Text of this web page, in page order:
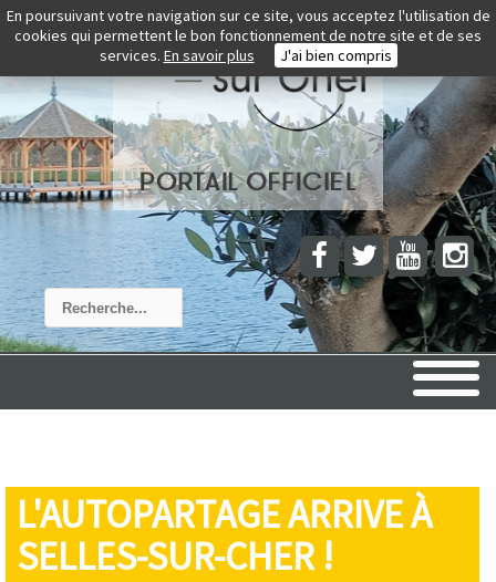
Rechercher
L'AUTOPARTAGE ARRIVE À
SELLES-SUR-CHER !
En poursuivant votre navigation sur ce site, vous acceptez l'utilisation de
cookies qui permettent le bon fonctionnement de notre site et de ses
services. En savoir plus J'ai bien compris